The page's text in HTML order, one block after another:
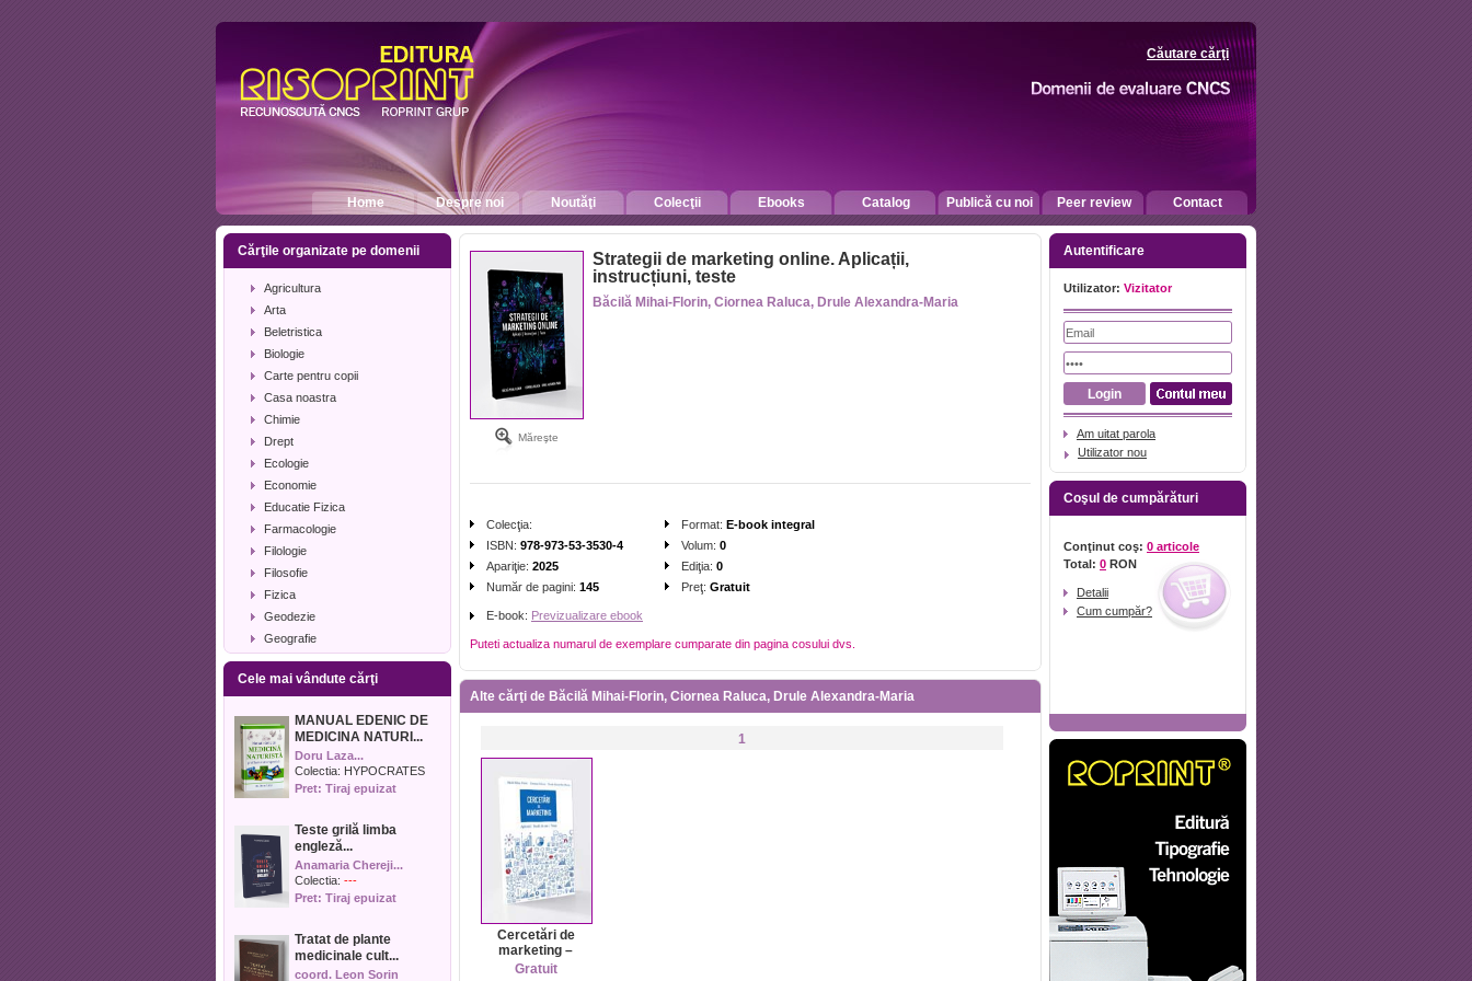
Căutare cărţi
Home Despre noi Noutăţi Colecţii Ebooks Catalog Publică cu noi Peer review Contact
Cărţile organizate pe domenii
Agricultura
Arta
Beletristica
Biologie
Carte pentru copii
Casa noastra
Chimie
Drept
Ecologie
Economie
Educatie Fizica
Farmacologie
Filologie
Filosofie
Fizica
Geodezie
Geografie
Geologie
Industrie alimentara
Istorie
Istorie literara
Lexicologie
Management
Matematica
Media
Medicina umana
Medicina veterinara
Muzica
Pedagogie
Cele mai vândute cărţi
MANUAL EDENIC DE
MEDICINA NATURI...
Doru Laza...
Colectia: HYPOCRATES
Pret: Tiraj epuizat
Teste grilă limba
engleză...
Anamaria Chereji...
Colectia: ---
Pret: Tiraj epuizat
Tratat de plante
medicinale cult...
coord. Leon Sorin
Măreşte
Strategii de marketing online. Aplicații,
instrucțiuni, teste
Băcilă Mihai-Florin, Ciornea Raluca, Drule Alexandra-Maria
Colecţia:
ISBN: 978-973-53-3530-4
Apariţie: 2025
Număr de pagini: 145
E-book: Previzualizare ebook
Format: E-book integral
Volum: 0
Ediţia: 0
Preţ: Gratuit
Puteti actualiza numarul de exemplare cumparate din pagina cosului dvs.
Alte cărţi de Băcilă Mihai-Florin, Ciornea Raluca, Drule Alexandra-Maria
1
Cercetări de
marketing –
Aplicații, Studii
Gratuit
Autentificare
Utilizator: Vizitator
Am uitat parola
Utilizator nou
Coşul de cumpărături
Conţinut coş: 0 articole
Total: 0 RON
Detalii
Cum cumpăr?